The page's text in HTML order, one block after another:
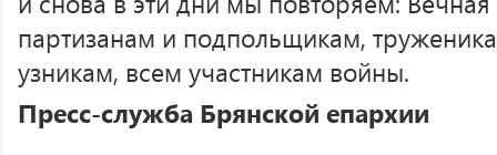
партизанам и подпольщикам,
узникам, всем участникам войны.
Пресс-служба Брянской епархии